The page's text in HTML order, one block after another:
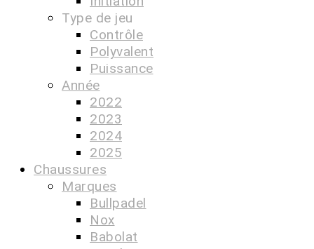
Type de jeu
Contrôle
Polyvalent
Puissance
Année
2022
2023
2024
2025
Chaussures
Marques
Bullpadel
Nox
Babolat